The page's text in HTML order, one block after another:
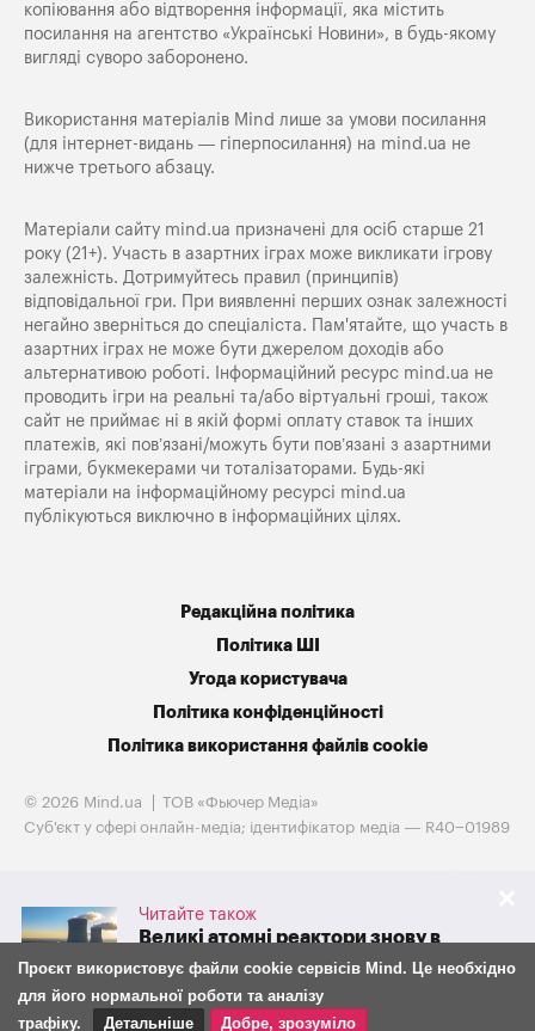
Читайте також
Великі атомні реактори знову в
грі. Westinghouse готується до
IPO на тлі потужної підтримки
адміністрації Трампа
копіювання або відтворення інформації, яка містить
посилання на агентство «Українські Новини», в будь-якому
вигляді суворо заборонено.
Використання матеріалів Mind лише за умови посилання
(для інтернет-видань — гіперпосилання) на mind.ua не
нижче третього абзацу.
Матеріали сайту mind.ua призначені для осіб старше 21
року (21+). Участь в азартних іграх може викликати ігрову
залежність. Дотримуйтесь правил (принципів)
відповідальної гри. При виявленні перших ознак залежності
негайно зверніться до спеціаліста. Пам'ятайте, що участь в
азартних іграх не може бути джерелом доходів або
альтернативою роботі. Інформаційний ресурс mind.ua не
проводить ігри на реальні та/або віртуальні гроші, також
сайт не приймає ні в якій формі оплату ставок та інших
платежів, які пов’язані/можуть бути пов’язані з азартними
іграми, букмекерами чи тоталізаторами. Будь-які
матеріали на інформаційному ресурсі mind.ua
публікуються виключно в інформаційних цілях.
Редакційна політика
Політика ШІ
Угода користувача
Політика конфіденційності
Політика використання файлів cookie
© 2026 Mind.ua
ТОВ «Фьючер Медiа»
Cуб'єкт у сфері онлайн-медіа; ідентифікатор медіа — R40−01989
Проєкт використовує файли cookie сервісів Mind. Це необхідно
для його нормальної роботи та аналізу
трафіку.
Детальніше Добре, зрозуміло